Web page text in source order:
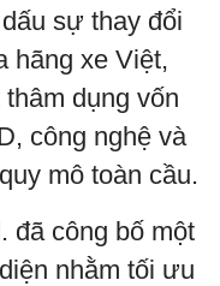
sự thay đổi
hãng xe Việt,
dụng vốn
công nghệ và
mô toàn cầu.
đã công bố một
nhằm tối ưu